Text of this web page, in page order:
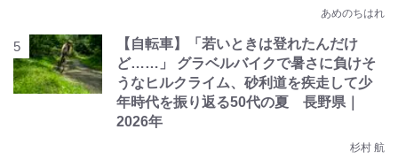
あめのちはれ
【自転車】「若いときは登れたんだけ
ど……」 グラベルバイクで暑さに負けそ
うなヒルクライム、砂利道を疾走して少
年時代を振り返る50代の夏 長野県｜
2026年
杉村 航